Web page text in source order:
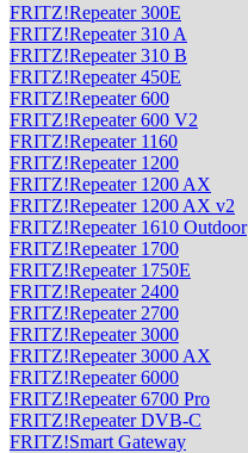
FRITZ!Repeater 300E
FRITZ!Repeater 310 A
FRITZ!Repeater 310 B
FRITZ!Repeater 450E
FRITZ!Repeater 600
FRITZ!Repeater 600 V2
FRITZ!Repeater 1160
FRITZ!Repeater 1200
FRITZ!Repeater 1200 AX
FRITZ!Repeater 1200 AX v2
FRITZ!Repeater 1610 Outdoor
FRITZ!Repeater 1700
FRITZ!Repeater 1750E
FRITZ!Repeater 2400
FRITZ!Repeater 2700
FRITZ!Repeater 3000
FRITZ!Repeater 3000 AX
FRITZ!Repeater 6000
FRITZ!Repeater 6700 Pro
FRITZ!Repeater DVB-C
FRITZ!Smart Gateway